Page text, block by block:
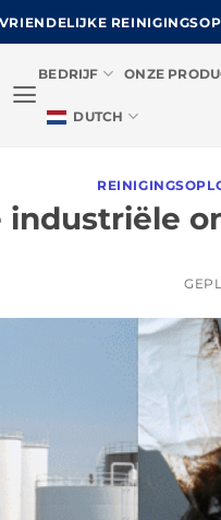
BEDRIJF ONZE
DUTCH
industriële